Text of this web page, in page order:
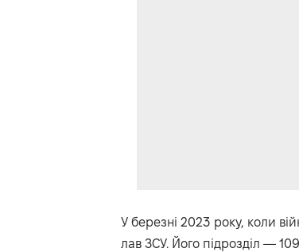
У березні 2023 року, коли
лав ЗСУ. Його підрозділ —